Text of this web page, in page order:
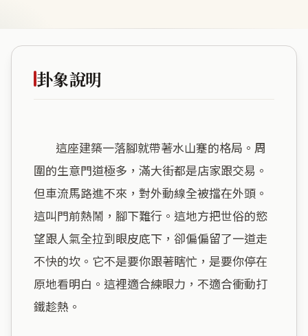
卦象說明
圍的生意門道極多，滿大街都是店家跟交易。
但車流馬路進不來，對外動線全被擋在外頭。
這叫門前熱鬧，腳下難行。這地方把世俗的慾
望跟人氣全拉到眼皮底下，卻偏偏留了一道走
不快的坎。它不是要你跟著瞎忙，是要你停在
原地看明白。這裡適合練眼力，不適合衝動打
鐵趁熱。